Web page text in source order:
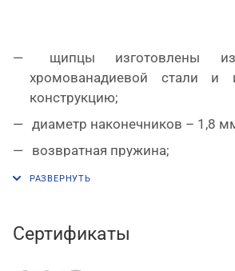
щипцы изготовлены из
хромованадиевой стали и
конструкцию;
диаметр наконечников – 1,8
возвратная пружина;
чехлы рукояток выполнены из
Сертификаты